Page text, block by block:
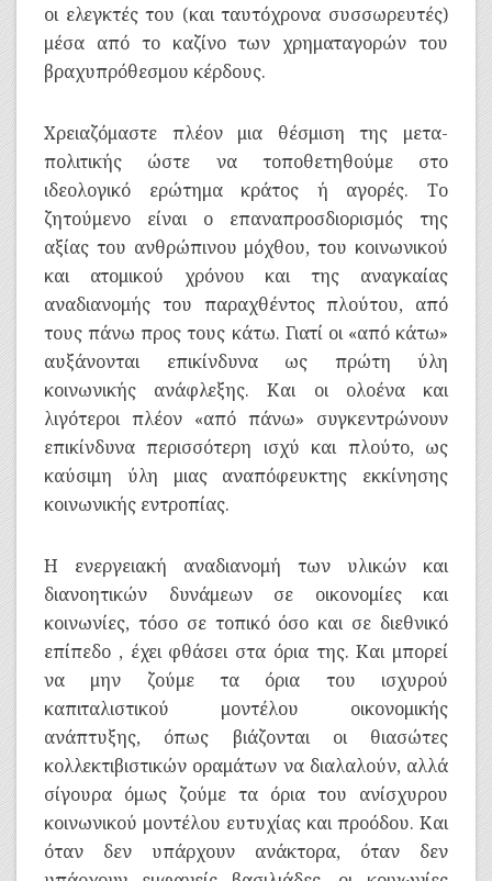
οι ελεγκτές του (και ταυτόχρονα συσσωρευτές)
μέσα από το καζίνο των χρηματαγορών του
βραχυπρόθεσμου κέρδους.
Χρειαζόμαστε πλέον μια θέσμιση της μετα-
πολιτικής ώστε να τοποθετηθούμε στο
ιδεολογικό ερώτημα κράτος ή αγορές. Το
ζητούμενο είναι ο επαναπροσδιορισμός της
αξίας του ανθρώπινου μόχθου, του κοινωνικού
και ατομικού χρόνου και της αναγκαίας
αναδιανομής του παραχθέντος πλούτου, από
τους πάνω προς τους κάτω. Γιατί οι «από κάτω»
αυξάνονται επικίνδυνα ως πρώτη ύλη
κοινωνικής ανάφλεξης. Και οι ολοένα και
λιγότεροι πλέον «από πάνω» συγκεντρώνουν
επικίνδυνα περισσότερη ισχύ και πλούτο, ως
καύσιμη ύλη μιας αναπόφευκτης εκκίνησης
κοινωνικής εντροπίας.
Η ενεργειακή αναδιανομή των υλικών και
διανοητικών δυνάμεων σε οικονομίες και
κοινωνίες, τόσο σε τοπικό όσο και σε διεθνικό
επίπεδο , έχει φθάσει στα όρια της. Και μπορεί
να μην ζούμε τα όρια του ισχυρού
καπιταλιστικού μοντέλου οικονομικής
ανάπτυξης, όπως βιάζονται οι θιασώτες
κολλεκτιβιστικών οραμάτων να διαλαλούν, αλλά
σίγουρα όμως ζούμε τα όρια του ανίσχυρου
κοινωνικού μοντέλου ευτυχίας και προόδου. Και
όταν δεν υπάρχουν ανάκτορα, όταν δεν